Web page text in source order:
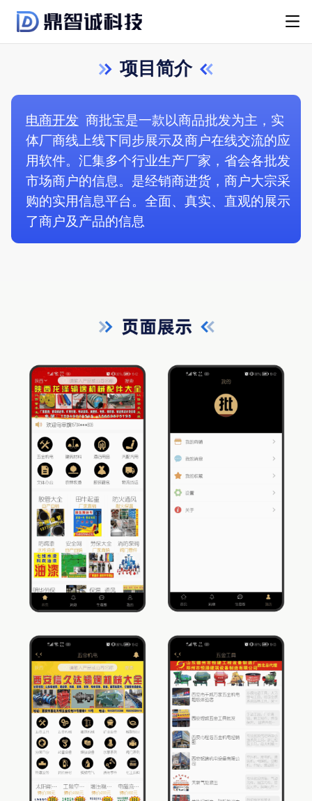
项目简介
电商开发商批宝是一款以商品批发为主，实
体厂商线上线下同步展示及商户在线交流的应
用软件。汇集多个行业生产厂家，省会各批发
市场商户的信息。是经销商进货，商户大宗采
购的实用信息平台。全面、真实、直观的展示
了商户及产品的信息